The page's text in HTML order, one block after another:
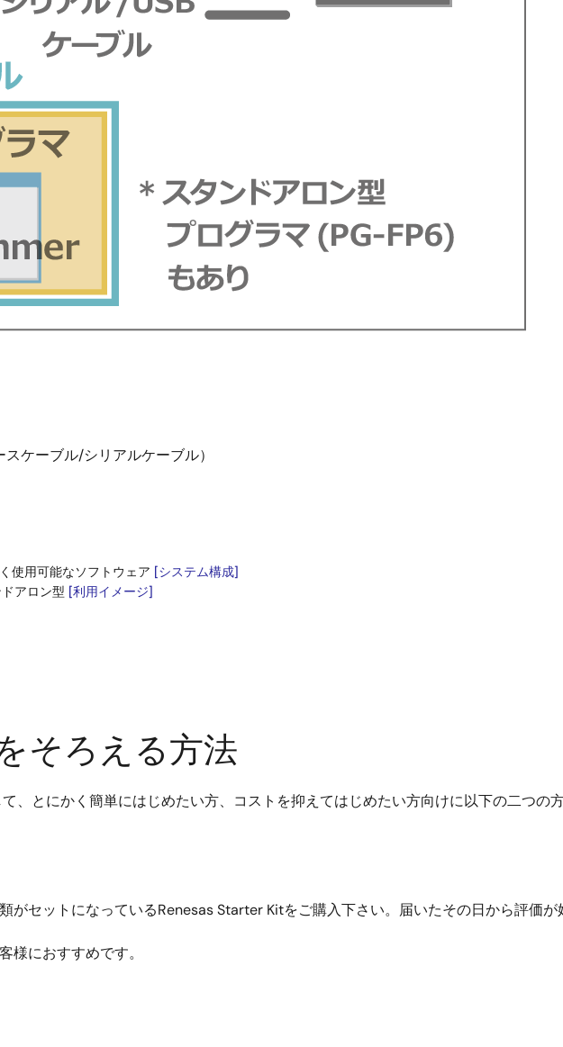
ケーブル/シリアルケーブル）
使用可能なソフトウェア [システム構成]
アロン型 [利用イメージ]
そろえる方法
、とにかく簡単にはじめたい方、コストを抑えてはじめたい方向けに以下の二つの
がセットになっているRenesas Starter Kitをご購入下さい。届いたその日から評価
様におすすめです。